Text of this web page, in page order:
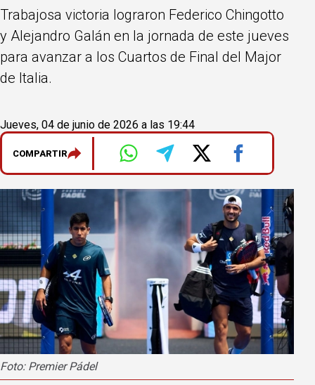
Trabajosa victoria lograron Federico Chingotto
y Alejandro Galán en la jornada de este jueves
para avanzar a los Cuartos de Final del Major
de Italia.
Jueves, 04 de junio de 2026 a las 19:44
COMPARTIR
Foto: Premier Pádel